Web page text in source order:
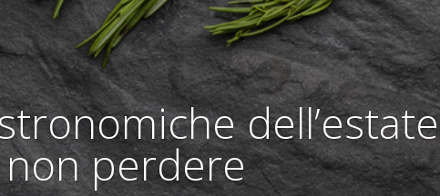
dell’estate
perdere